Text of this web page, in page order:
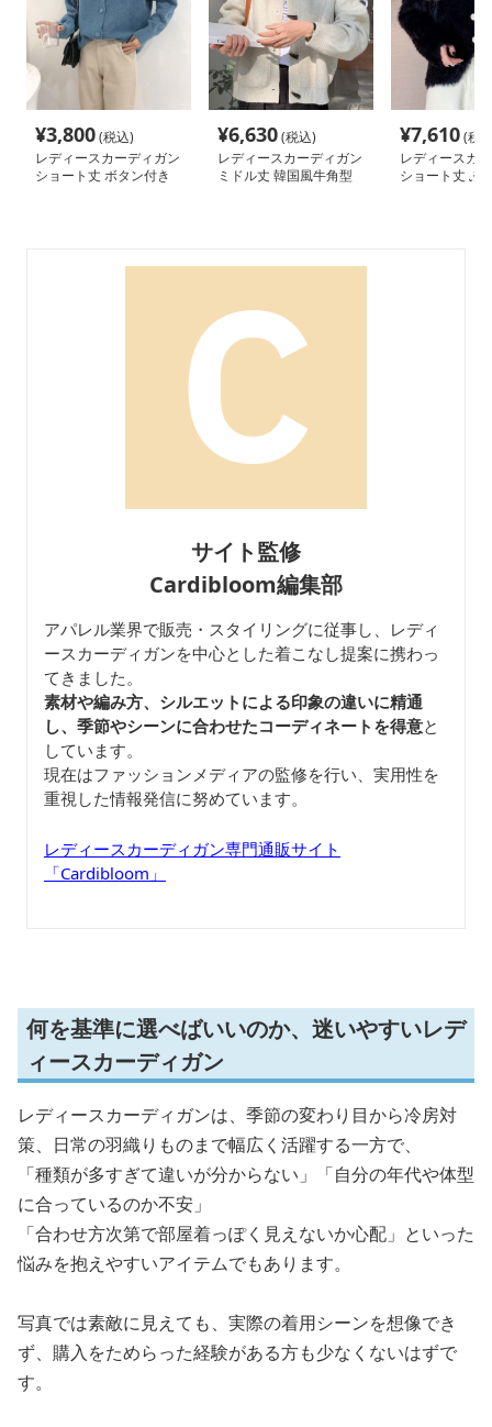
¥3,800(税込)
レディースカーディガン
ショート丈 ボタン付き
¥6,630(税込)
レディースカーディガン
ミドル丈 韓国風牛角型
¥7,610(税
レディースカ
ショート丈 ふ
サイト監修
Cardibloom編集部
アパレル業界で販売・スタイリングに従事し、レディ
ースカーディガンを中心とした着こなし提案に携わっ
てきました。
素材や編み方、シルエットによる印象の違いに精通
し、季節やシーンに合わせたコーディネートを得意と
しています。
現在はファッションメディアの監修を行い、実用性を
重視した情報発信に努めています。
レディースカーディガン専門通販サイト
「Cardibloom」
何を基準に選べばいいのか、迷いやすいレデ
ィースカーディガン
レディースカーディガンは、季節の変わり目から冷房対
策、日常の羽織りものまで幅広く活躍する一方で、
「種類が多すぎて違いが分からない」「自分の年代や体型
に合っているのか不安」
「合わせ方次第で部屋着っぽく見えないか心配」といった
悩みを抱えやすいアイテムでもあります。
写真では素敵に見えても、実際の着用シーンを想像でき
ず、購入をためらった経験がある方も少なくないはずで
す。